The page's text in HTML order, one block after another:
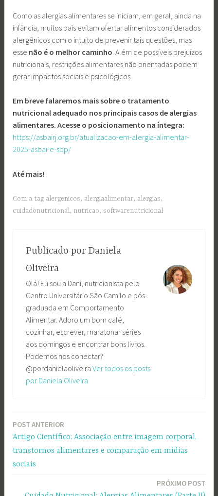
Como as alergias alimentares se iniciam, em geral, ainda na
infância, muitos pais evitam ofertar alimentos considerados
alergênicos com o intuito de prevenir tais questões, mas
esse não é o melhor caminho . Além de possíveis prejuízos
nutricionais, restrições alimentares não orientadas podem
gerar impactos sociais e psicológicos.
Em breve falaremos mais sobre o tratamento
nutricional adequado nos principais casos de alergias
alimentares. Acesse o posicionamento na íntegra:
https://asbairj.org.br/atualizacao-em-alergia-alimentar-
2025-asbai-e-sbp/
Até mais!
Com a tag alergenicos, alergiaalimentar, alergias,
cuidadonutricional, nutricao,softwarenutricional
Publicado por Daniela
Oliveira
Olá! Eu sou a Dani, nutricionista pelo
Centro Universitário São Camilo e pós-
graduada em Comportamento
Alimentar. Adoro um bom café,
cozinhar, escrever, maratonar séries
aos domingos e encontrar bons livros.
Podemos nos conectar?
@pordanielaoliveira Ver todos os posts
por Daniela Oliveira
Navegação
Post
POST ANTERIOR
Artigo Científico: Associação entre imagem corporal,
transtornos alimentares e comparação em mídias
sociais
PRÓXIMO POST